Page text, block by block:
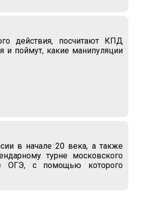
действия, посчитают КПД
и поймут, какие манипуляции
в начале 20 века, а также
турне московского
ОГЭ, с помощью которого